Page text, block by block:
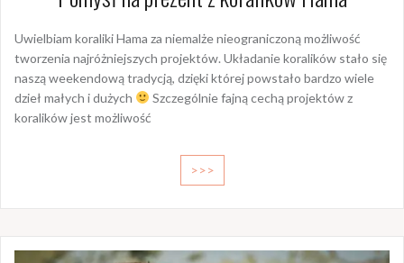
Uwielbiam koraliki Hama za niemalże nieograniczoną możliwość
tworzenia najróżniejszych projektów. Układanie koralików stało się
naszą weekendową tradycją, dzięki której powstało bardzo wiele
dzieł małych i dużych
Szczególnie fajną cechą projektów z
koralików jest możliwość
>>>